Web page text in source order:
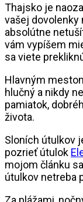
Thajsko je
vašej dovolenky
absolútne
vám vypíšem
sa viete
Hlavným
hlučný a nikdy
pamiatok,
života.
Sloních útulkov
pozrieť útulok
mojom článku
útulkov netreba